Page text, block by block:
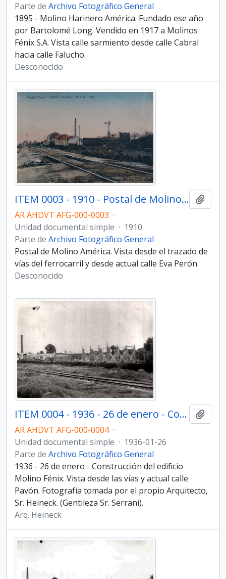
Parte de Archivo Fotográfico General
1895 - Molino Harinero América. Fundado ese año
por Bartolomé Long. Vendido en 1917 a Molinos
Fénix S.A. Vista calle sarmiento desde calle Cabral
hacia calle Falucho.
Desconocido
ITEM 0003 - 1910 - Postal de Molino América.
AR AHDVT AFG-000-0003 ·
Unidad documental simple · 1910
Parte de Archivo Fotográfico General
Postal de Molino América. Vista desde el trazado de
vías del ferrocarril y desde actual calle Eva Perón.
Desconocido
ITEM 0004 - 1936 - 26 de enero - Construcción del edificio Molino Fénix.
AR AHDVT AFG-000-0004 ·
Unidad documental simple · 1936-01-26
Parte de Archivo Fotográfico General
1936 - 26 de enero - Construcción del edificio
Molino Fénix. Vista desde las vías y actual calle
Pavón. Fotografía tomada por el propio Arquitecto,
Sr. Heineck. (Gentileza Sr. Serrani).
Arq. Heineck